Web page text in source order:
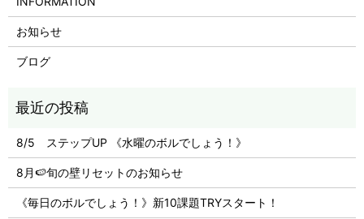
お知らせ
ブログ
8/5 ステップUP 《水曜のボルでしょう！》
8月🍉旬の壁リセットのお知らせ
《毎日のボルでしょう！》新10課題TRYスタート！